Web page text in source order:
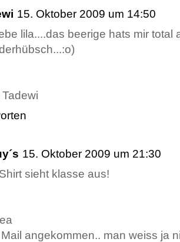
15. Oktober 2009 um 14:50
lila....das beerige hats mir total
15. Oktober 2009 um 21:30
sieht klasse aus!
Mail angekommen.. man weiss ja